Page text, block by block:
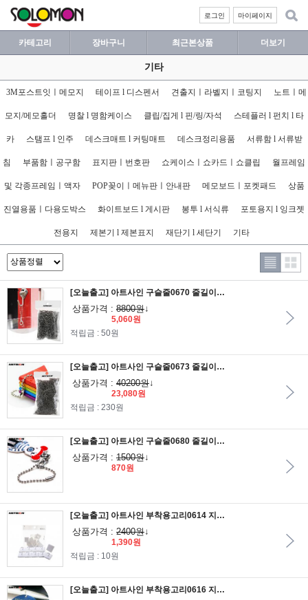
마이페이지
로그인
카테고리 장바구니 최근본상품 더보기
기타
3M포스트잇ㅣ메모지 테이프 l 디스펜서 견출지ㅣ라벨지ㅣ코팅지 노트ㅣ메
모지/메모홀더 명찰 l 명함케이스 클립/집게 l 핀/링/자석 스테플러 l 펀치 l 타
카 스탬프 l 인주 데스크매트 l 커팅매트 데스크정리용품 서류함 l 서류받
침 부품함ㅣ공구함 표지판ㅣ번호판 쇼케이스ㅣ쇼카드ㅣ쇼클립 월프레임
및 각종프레임ㅣ액자 POP꽂이ㅣ메뉴판ㅣ안내판 메모보드ㅣ포켓패드 상품
진열용품ㅣ다용도박스 화이트보드 l 게시판 봉투 l 서식류 포토용지 l 잉크젯
전용지 제본기 l 제본표지 재단기 l 세단기 기타
[오늘출고] 아트사인 구슬줄0670 줄길이100_소포장/구슬줄/줄구슬/흡착판구슬줄/큐방줄
상품가격 : 8800원↓
5,060원
적립금 : 50원
[오늘출고] 아트사인 구슬줄0673 줄길이100_대포장/구슬줄/줄구슬/흡착판구슬줄/큐방줄
상품가격 : 40200원↓
23,080원
적립금 : 230원
[오늘출고] 아트사인 구슬줄0680 줄길이100/구슬줄/줄구슬/흡착판구슬줄/큐방줄
상품가격 : 1500원↓
870원
[오늘출고] 아트사인 부착용고리0614 지름24/천정부착고리/천정고리/천정걸이/천정부착걸이
상품가격 : 2400원↓
1,390원
적립금 : 10원
[오늘출고] 아트사인 부착용고리0616 지름40/천정부착고리/천정고리/천정걸이/천정부착걸이